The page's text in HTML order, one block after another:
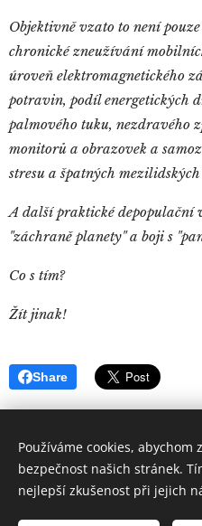
Objektivně vzato to není
chronické zneužívání
úroveň elektromagnetického
potravin, podíl energetických
palmového tuku, nezdravého
monitorů a obrazovek a
stresu a špatných
A další praktické depopulační
"záchraně planety" a boji s
Co s tím?
Žít jinak!
Share
Quintus
Všechna práva
Používáme cookies,
bezpečnost našich stránek.
nejlepší zkušenost při jejich